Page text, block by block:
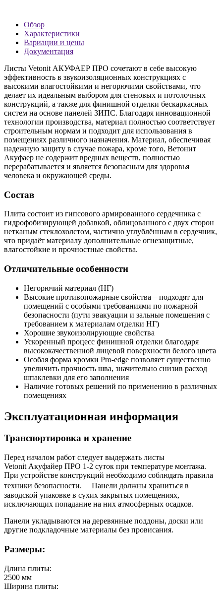
Обзор
Характеристики
Вариации и цены
Документация
Листы Vetonit АКУФАЕР ПРО сочетают в себе высокую
эффективность в звукоизоляционных конструкциях с
высокими влагостойкими и негорючими свойствами, что
делает их идеальным выбором для стеновых и потолочных
конструкций, а также для финишной отделки бескаркасных
систем на основе панелей ЗИПС. Благодаря инновационной
технологии производства, материал полностью соответствует
строительным нормам и подходит для использования в
помещениях различного назначения. Материал, обеспечивая
надежную защиту в случае пожара, кроме того, Ветонит
Акуфаер не содержит вредных веществ, полностью
перерабатывается и является безопасным для здоровья
человека и окружающей среды.
Состав
Плита состоит из гипсового армированного сердечника с
гидрофобизирующей добавкой, облицованного с двух сторон
нетканым стеклохолстом, частично углублённым в сердечник,
что придаёт материалу дополнительные огнезащитные,
влагостойкие и прочностные свойства.
Отличительные особенности
Негорючий материал (НГ)
Высокие противопожарные свойства – подходят для
помещений с особыми требованиями по пожарной
безопасности (пути эвакуации и зальные помещения с
требованием к материалам отделки НГ)
Хорошие звукоизолирующие свойства
Ускоренный процесс финишной отделки благодаря
высококачественной лицевой поверхности белого цвета
Особая форма кромки Pro-edge позволяет существенно
увеличить прочность шва, значительно снизив расход
шпаклевки для его заполнения
Наличие готовых решений по применению в различных
помещениях
Эксплуатационная информация
Транспортировка и хранение
Перед началом работ следует выдержать листы
Vetonit Акуфайер ПРО 1-2 суток при температуре монтажа.
При устройстве конструкций необходимо соблюдать правила
техники безопасности. Панели должны храниться в
заводской упаковке в сухих закрытых помещениях,
исключающих попадание на них атмосферных осадков.
Панели укладываются на деревянные поддоны, доски или
другие подкладочные материалы без провисания.
Размеры:
Длина плиты:
2500 мм
Ширина плиты: